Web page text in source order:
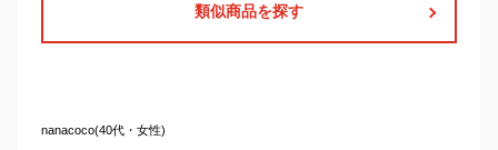
類似商品を探す
nanacoco(40代・女性)